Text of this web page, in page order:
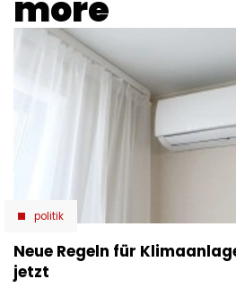
more
politik
Neue Regeln für
jetzt